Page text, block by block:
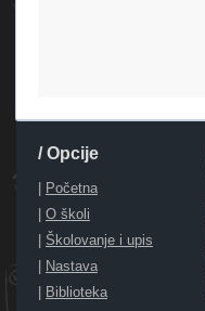
/ Opcije
| Početna
| O školi
| Školovanje i upis
| Nastava
| Biblioteka